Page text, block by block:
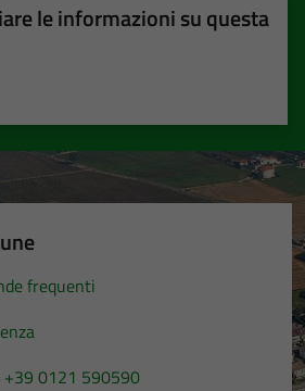
le informazioni su questa
5 stelle su 5
su 5
su 5
5
frequenti
+39 0121 590590